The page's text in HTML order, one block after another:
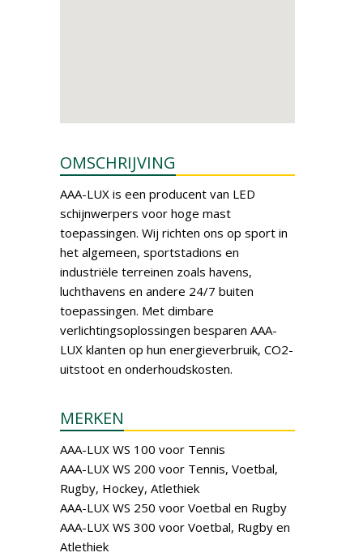
OMSCHRIJVING
AAA-LUX is een producent van LED
schijnwerpers voor hoge mast
toepassingen. Wij richten ons op sport in
het algemeen, sportstadions en
industriële terreinen zoals havens,
luchthavens en andere 24/7 buiten
toepassingen. Met dimbare
verlichtingsoplossingen besparen AAA-
LUX klanten op hun energieverbruik, CO2-
uitstoot en onderhoudskosten.
MERKEN
AAA-LUX WS 100 voor Tennis
AAA-LUX WS 200 voor Tennis, Voetbal,
Rugby, Hockey, Atlethiek
AAA-LUX WS 250 voor Voetbal en Rugby
AAA-LUX WS 300 voor Voetbal, Rugby en
Atlethiek